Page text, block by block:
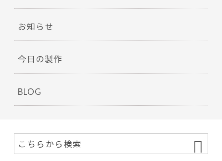
お知らせ
今日の製作
BLOG